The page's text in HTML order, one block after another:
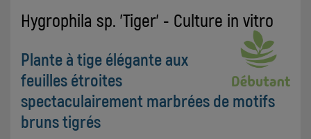
Hygrophila sp. 'Tiger' - Culture in vitro
Plante à tige élégante aux
feuilles étroites
spectaculairement marbrées de motifs
bruns tigrés